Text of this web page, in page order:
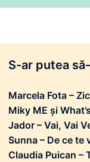
S-ar putea
Marcela Fota –
Miky ME și
Jador – Vai, Vai
Sunna – De ce te
Claudia Puican –